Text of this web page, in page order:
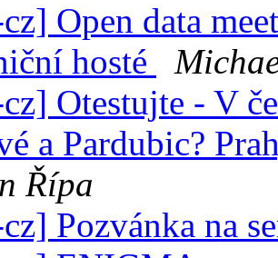
Open data
hosté
Otestujte - V
a Pardubic?
Řípa
Pozvánka na